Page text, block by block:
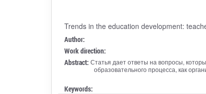
Trends in the education development:
Author:
Work direction:
Abstract: Статья дает ответы на вопросы,
образовательного процесса, как
Keywords: